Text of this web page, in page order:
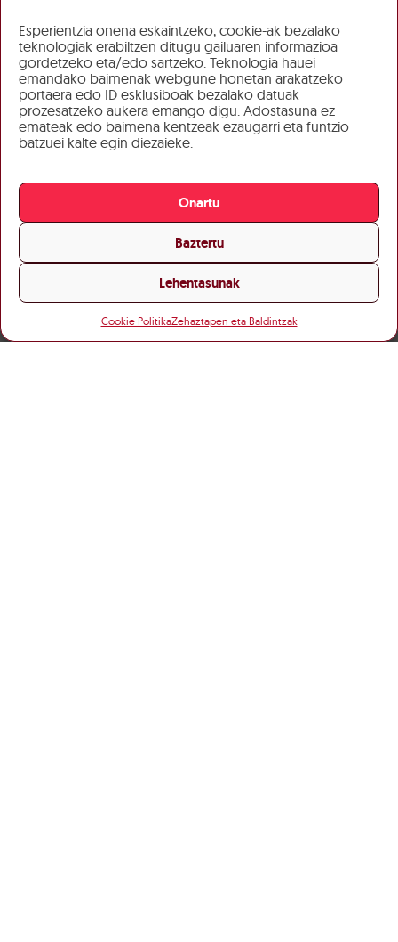
Esperientzia onena eskaintzeko, cookie-ak bezalako
teknologiak erabiltzen ditugu gailuaren informazioa
gordetzeko eta/edo sartzeko. Teknologia hauei
emandako baimenak webgune honetan arakatzeko
portaera edo ID esklusiboak bezalako datuak
prozesatzeko aukera emango digu. Adostasuna ez
emateak edo baimena kentzeak ezaugarri eta funtzio
batzuei kalte egin diezaieke.
Onartu
Baztertu
Lehentasunak
Cookie PolitikaZehaztapen eta Baldintzak